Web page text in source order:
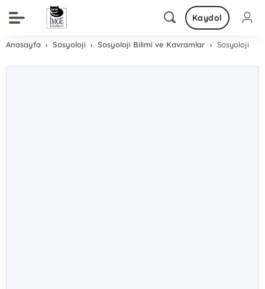
Kaydol
Anasayfa Sosyoloji Sosyoloji Bilimi ve Kavramlar Sosyoloji